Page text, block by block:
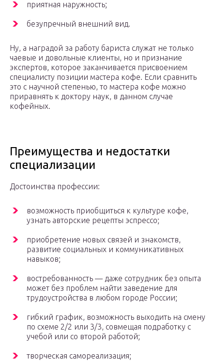
приятная наружность;
безупречный внешний вид.
Ну, а наградой за работу бариста служат не только
чаевые и довольные клиенты, но и признание
экспертов, которое заканчивается присвоением
специалисту позиции мастера кофе. Если сравнить
это с научной степенью, то мастера кофе можно
приравнять к доктору наук, в данном случае
кофейных.
Преимущества и недостатки
специализации
Достоинства профессии:
возможность приобщиться к культуре кофе,
узнать авторские рецепты эспрессо;
приобретение новых связей и знакомств,
развитие социальных и коммуникативных
навыков;
востребованность — даже сотрудник без опыта
может без проблем найти заведение для
трудоустройства в любом городе России;
гибкий график, возможность выходить на смену
по схеме 2/2 или 3/3, совмещая подработку с
учебой или со второй работой;
творческая самореализация;